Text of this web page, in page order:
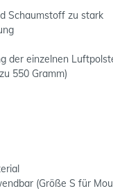
Schaumstoff zu stark
der einzelnen
550 Gramm)
(Größe S für